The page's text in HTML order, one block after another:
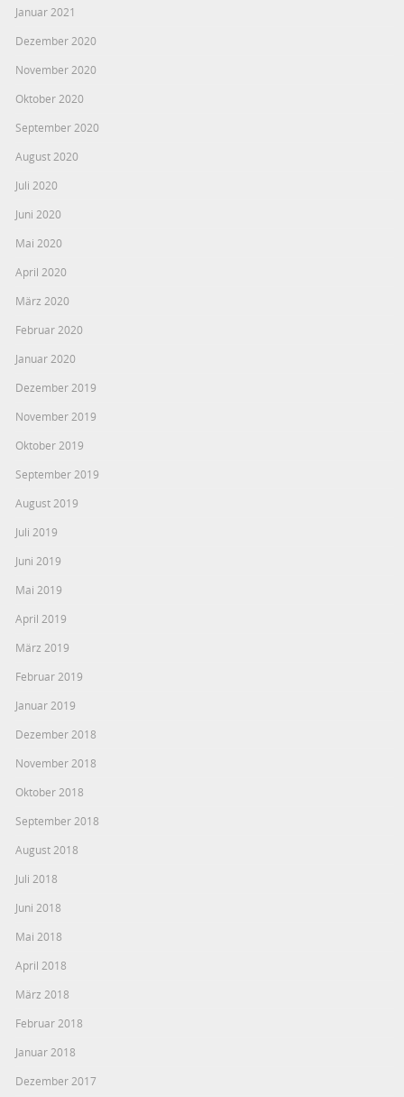
Januar 2021
Dezember 2020
November 2020
Oktober 2020
September 2020
August 2020
Juli 2020
Juni 2020
Mai 2020
April 2020
März 2020
Februar 2020
Januar 2020
Dezember 2019
November 2019
Oktober 2019
September 2019
August 2019
Juli 2019
Juni 2019
Mai 2019
April 2019
März 2019
Februar 2019
Januar 2019
Dezember 2018
November 2018
Oktober 2018
September 2018
August 2018
Juli 2018
Juni 2018
Mai 2018
April 2018
März 2018
Februar 2018
Januar 2018
Dezember 2017